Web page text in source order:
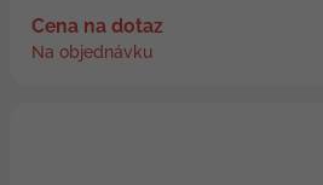
Cena na dotaz
Na objednávku